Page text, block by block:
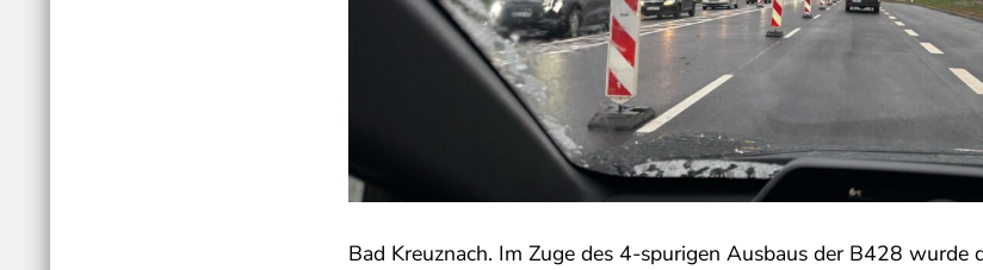
Bad Kreuznach. Im Zuge des 4-spurigen Ausbaus der B428 wurde